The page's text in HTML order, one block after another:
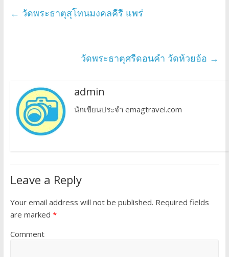
← วัดพระธาตุสุโทนมงคลคีรี แพร่
วัดพระธาตุศรีดอนคำ วัดห้วยอ้อ →
admin
นักเขียนประจำ emagtravel.com
Leave a Reply
Your email address will not be published. Required fields
are marked *
Comment